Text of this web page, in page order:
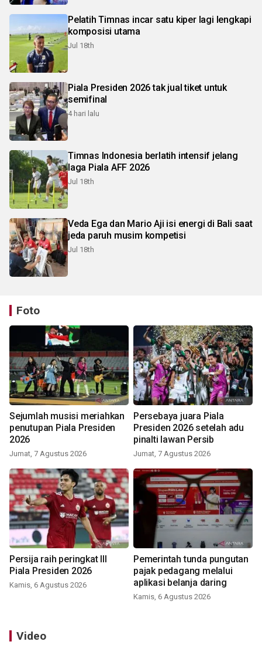
Pelatih Timnas incar satu kiper lagi lengkapi
komposisi utama
Jul 18th
Piala Presiden 2026 tak jual tiket untuk
semifinal
4 hari lalu
Timnas Indonesia berlatih intensif jelang
laga Piala AFF 2026
Jul 18th
Veda Ega dan Mario Aji isi energi di Bali saat
jeda paruh musim kompetisi
Jul 18th
Foto
Sejumlah musisi meriahkan
penutupan Piala Presiden
2026
Jumat, 7 Agustus 2026
Persebaya juara Piala
Presiden 2026 setelah adu
pinalti lawan Persib
Jumat, 7 Agustus 2026
Persija raih peringkat III
Piala Presiden 2026
Kamis, 6 Agustus 2026
Pemerintah tunda pungutan
pajak pedagang melalui
aplikasi belanja daring
Kamis, 6 Agustus 2026
Video